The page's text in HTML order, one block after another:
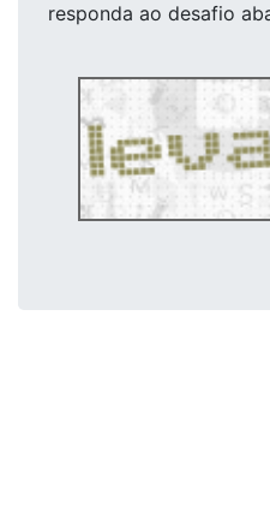
responda ao desafio